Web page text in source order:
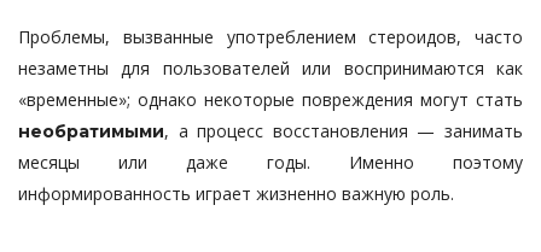
Проблемы, вызванные употреблением стероидов, часто
незаметны для пользователей или воспринимаются как
«временные»; однако некоторые повреждения могут стать
необратимыми, а процесс восстановления — занимать
месяцы или даже годы. Именно поэтому
информированность играет жизненно важную роль.